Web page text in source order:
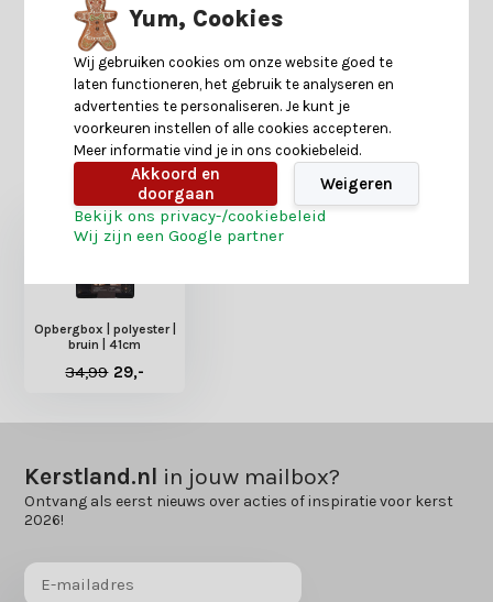
Reviews
Heb je nog interesse in deze recent bekeken
Opbergbox | polyester |
bruin | 41cm
34,99 29,-
Kerstland.nl in jouw mailbox?
Ontvang als eerst nieuws over acties of inspiratie voor kerst
2026!
Yum, Cookies
Wij gebruiken cookies om onze website goed te
laten functioneren, het gebruik te analyseren en
advertenties te personaliseren. Je kunt je
voorkeuren instellen of alle cookies accepteren.
Meer informatie vind je in ons cookiebeleid.
Akkoord en
doorgaan
Weigeren
Bekijk ons privacy-/cookiebeleid
Wij zijn een Google partner